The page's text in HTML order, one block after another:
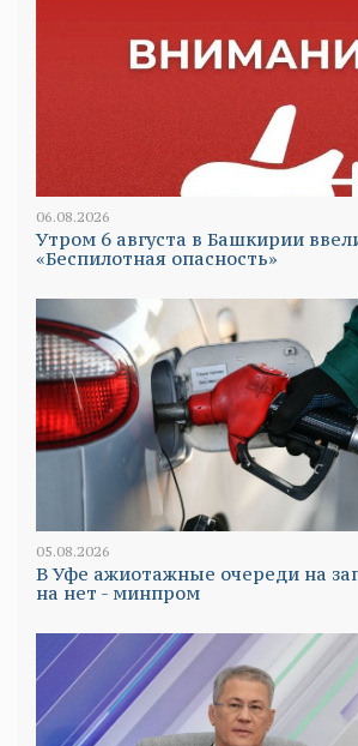
06.08.2026
Утром 6 августа в Башкирии
«Беспилотная опасность»
05.08.2026
В Уфе ажиотажные очереди на
на нет - минпром